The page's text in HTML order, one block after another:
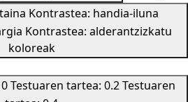
Kontrastea: handia-iluna
Kontrastea: alderantzizkatu
koloreak
Testuaren tartea: 0.2 Testuaren